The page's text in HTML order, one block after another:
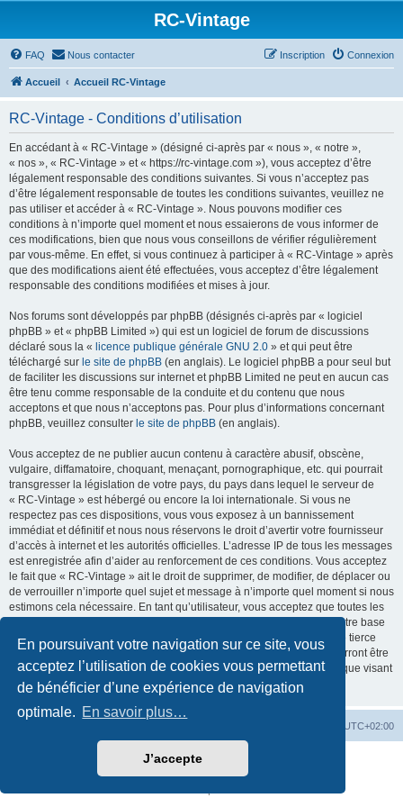
En poursuivant votre navigation sur ce site, vous
acceptez l’utilisation de cookies vous permettant
de bénéficier d’une expérience de navigation
optimale. En savoir plus…
J’accepte
RC-Vintage
FAQ Nous contacter Connexion
Inscription
Accueil Accueil RC-Vintage
RC-Vintage - Conditions d’utilisation
En accédant à « RC-Vintage » (désigné ci-après par « nous », « notre »,
« nos », « RC-Vintage » et « https://rc-vintage.com »), vous acceptez d’être
légalement responsable des conditions suivantes. Si vous n’acceptez pas
d’être légalement responsable de toutes les conditions suivantes, veuillez ne
pas utiliser et accéder à « RC-Vintage ». Nous pouvons modifier ces
conditions à n’importe quel moment et nous essaierons de vous informer de
ces modifications, bien que nous vous conseillons de vérifier régulièrement
par vous-même. En effet, si vous continuez à participer à « RC-Vintage » après
que des modifications aient été effectuées, vous acceptez d’être légalement
responsable des conditions modifiées et mises à jour.
Nos forums sont développés par phpBB (désignés ci-après par « logiciel
phpBB » et « phpBB Limited ») qui est un logiciel de forum de discussions
déclaré sous la « licence publique générale GNU 2.0 » et qui peut être
téléchargé sur le site de phpBB (en anglais). Le logiciel phpBB a pour seul but
de faciliter les discussions sur internet et phpBB Limited ne peut en aucun cas
être tenu comme responsable de la conduite et du contenu que nous
acceptons et que nous n’acceptons pas. Pour plus d’informations concernant
phpBB, veuillez consulter le site de phpBB (en anglais).
Vous acceptez de ne publier aucun contenu à caractère abusif, obscène,
vulgaire, diffamatoire, choquant, menaçant, pornographique, etc. qui pourrait
transgresser la législation de votre pays, du pays dans lequel le serveur de
« RC-Vintage » est hébergé ou encore la loi internationale. Si vous ne
respectez pas ces dispositions, vous vous exposez à un bannissement
immédiat et définitif et nous nous réservons le droit d’avertir votre fournisseur
d’accès à internet et les autorités officielles. L’adresse IP de tous les messages
est enregistrée afin d’aider au renforcement de ces conditions. Vous acceptez
le fait que « RC-Vintage » ait le droit de supprimer, de modifier, de déplacer ou
de verrouiller n’importe quel sujet et message à n’importe quel moment si nous
estimons cela nécessaire. En tant qu’utilisateur, vous acceptez que toutes les
informations que vous avez renseignées soient enregistrées dans notre base
de données. Bien que ces informations ne seront pas diffusées à une tierce
partie sans votre consentement, ni « RC-Vintage », ni phpBB, ne pourront être
tenus comme responsables en cas de tentative de piratage informatique visant
à compromettre vos données.
UTC+02:00
phpBB® Forum Software © phpBB Limited
©